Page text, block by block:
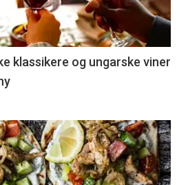
klassikere og ungarske viner